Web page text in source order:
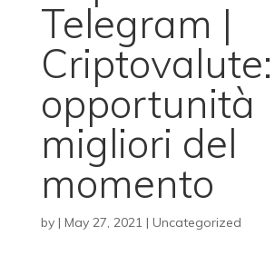
Telegram |
opportunità
migliori del
momento
by | May 27, 2021| Uncategorized